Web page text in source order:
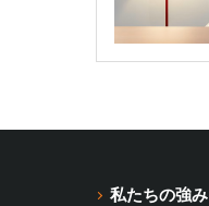
私たちの強み